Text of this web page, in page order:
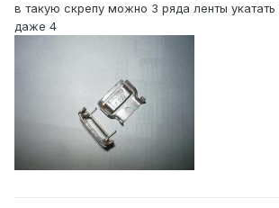
в такую скрепу можно 3 ряда ленты
даже 4